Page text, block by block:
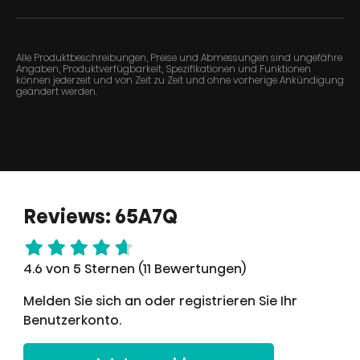
Alle Produktbeschreibungen, Preise und Abmessungen sind ungefähre
Angaben, Produktverfügbarkeit, Spezifikationen und Funktionen
können jederzeit und von Zeit zu Zeit und ohne vorherige Ankündigung
geändert werden.
Reviews: 65A7Q
4.6 von 5 Sternen (11 Bewertungen)
Melden Sie sich an oder registrieren Sie Ihr
Benutzerkonto.